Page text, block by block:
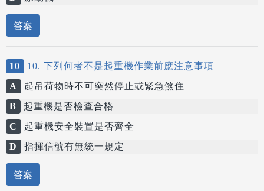
答案
10
10. 下列何者不是起重機作業前應注意事項
A
起吊荷物時不可突然停止或緊急煞住
B
起重機是否檢查合格
C
起重機安全裝置是否齊全
D
指揮信號有無統一規定
答案